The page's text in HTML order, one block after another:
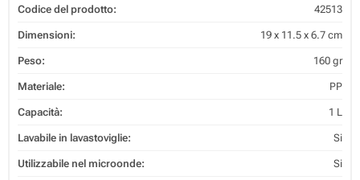
Codice del prodotto: 42513
Dimensioni: 19 x 11.5 x 6.7 cm
Peso: 160 gr
Materiale: PP
Capacità: 1 L
Lavabile in lavastoviglie: Si
Utilizzabile nel microonde: Si